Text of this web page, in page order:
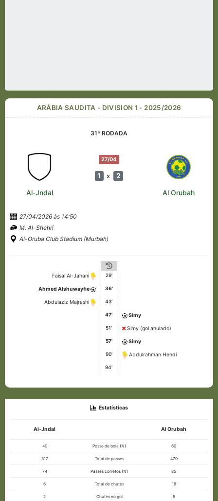
ARÁBIA SAUDITA - DIVISION 1 - 2025/2026
31ª RODADA
27/04
1 x 2
Al-Jndal Al Orubah
27/04/2026 às 14:50
M. Al-Shehri
Al-Oruba Club Stadium (Murbah)
Faisal Al-Jahani 29'
Ahmed Alshuwayfie 36'
Abdulaziz Majrashi 43'
47' Simy
51' Simy (gol anulado)
57' Simy
90' Abdulrahman Hendi
94'
Estatísticas
Al-Jndal Al Orubah
40 Posse de bola (%) 60
317 Total de passes 470
74 Passes corretos (%) 85
6 Total de chutes 18
2 Chutes no gol 5